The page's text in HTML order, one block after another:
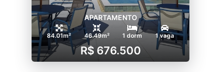
APARTAMENTO
84.01m² 46.49m² 1 dorm 1 vaga
R$ 676.500